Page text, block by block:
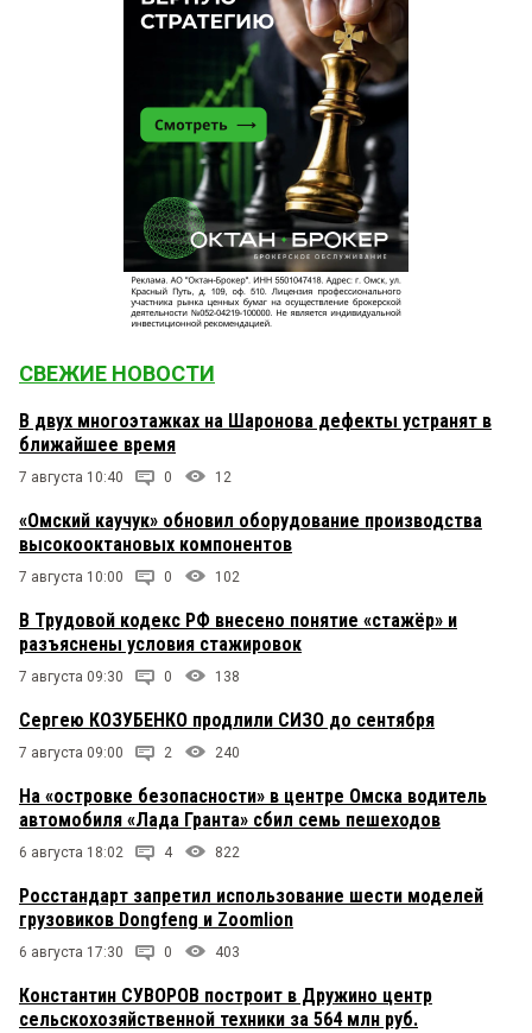
СВЕЖИЕ НОВОСТИ
В двух многоэтажках на Шаронова дефекты устранят в
ближайшее время
7 августа 10:40 0 12
«Омский каучук» обновил оборудование производства
высокооктановых компонентов
7 августа 10:00 0 102
В Трудовой кодекс РФ внесено понятие «стажёр» и
разъяснены условия стажировок
7 августа 09:30 0 138
Сергею КОЗУБЕНКО продлили СИЗО до сентября
7 августа 09:00 2 240
На «островке безопасности» в центре Омска водитель
автомобиля «Лада Гранта» сбил семь пешеходов
6 августа 18:02 4 822
Росстандарт запретил использование шести моделей
грузовиков Dongfeng и Zoomlion
6 августа 17:30 0 403
Константин СУВОРОВ построит в Дружино центр
сельскохозяйственной техники за 564 млн руб.